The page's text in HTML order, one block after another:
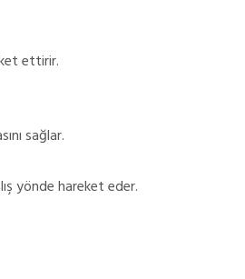
ettirir.
sağlar.
yönde hareket eder.